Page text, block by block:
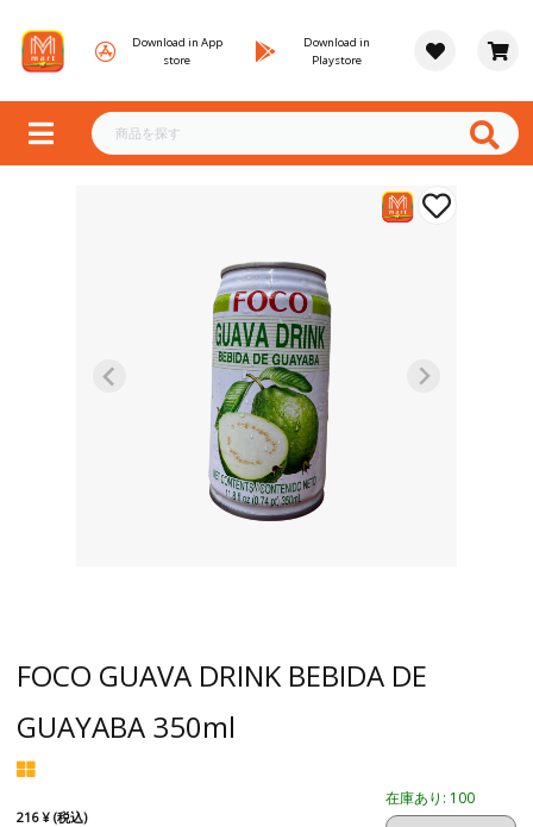
Download in App
store
Download in
Playstore
FOCO GUAVA DRINK BEBIDA DE
GUAYABA 350ml
216 ¥ (税込)
在庫あり: 100